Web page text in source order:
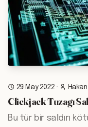
29 May 2022 ·
Clickjack Tuzagı
Bu tür bir saldırı